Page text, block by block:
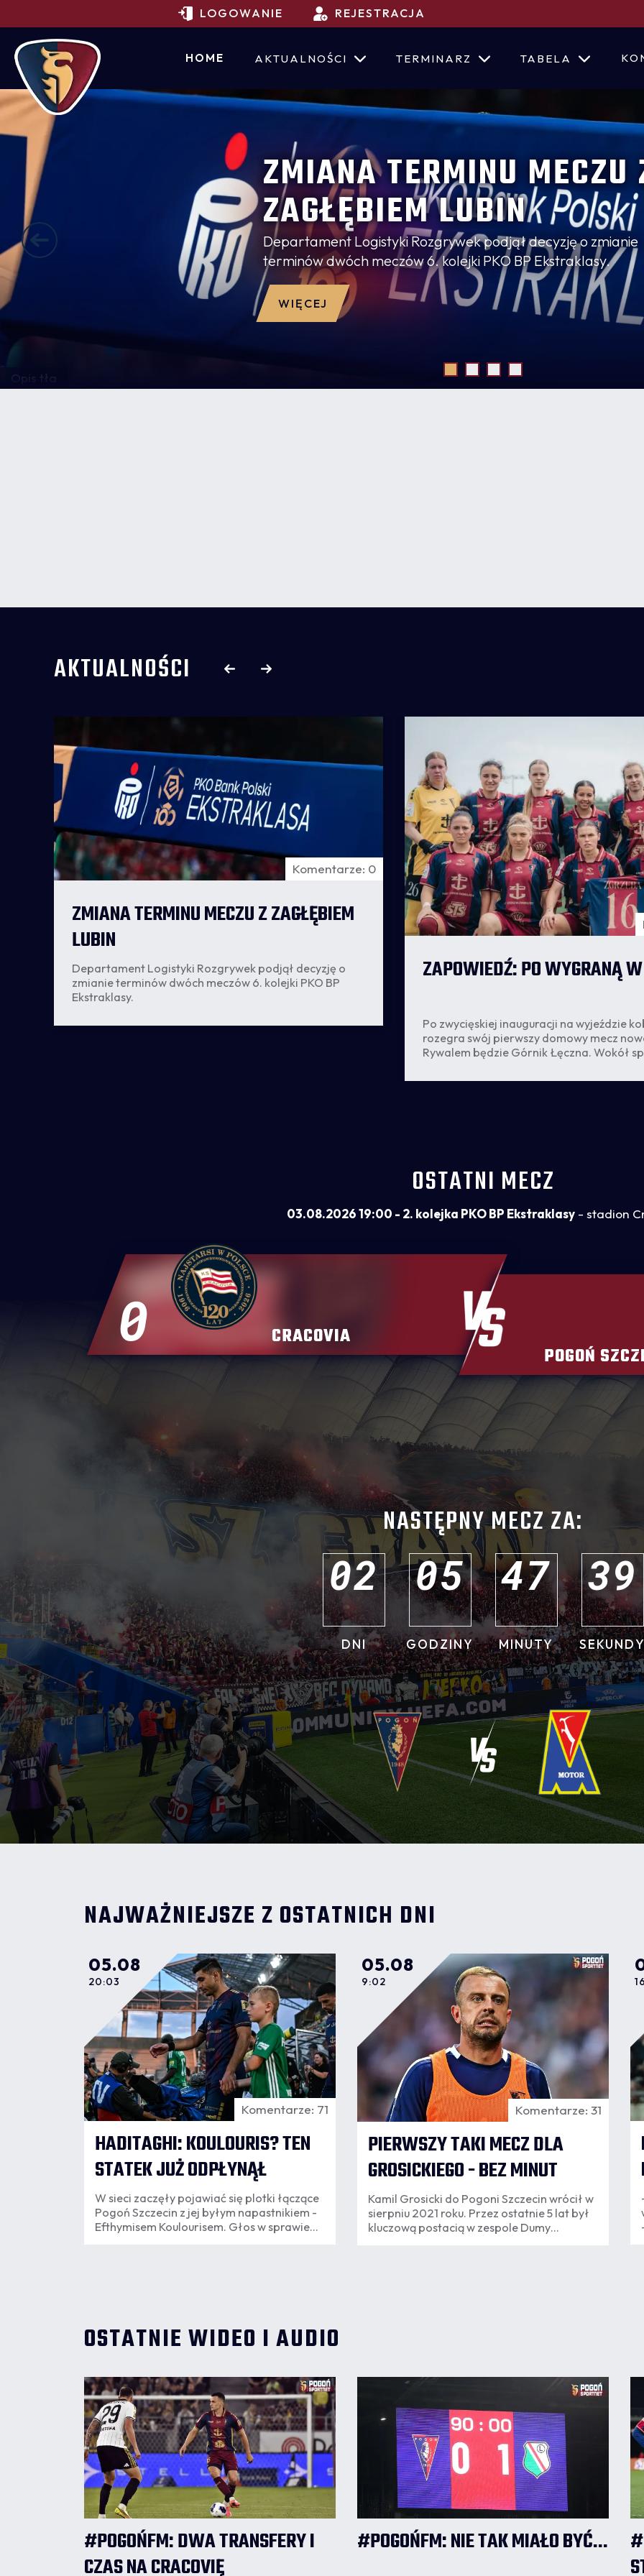
LOGOWANIE REJESTRACJA
HOME AKTUALNOŚCI TERMINARZ TABELA
Opis tła
ZMIANA TERMINU MECZU
ZAGŁĘBIEM LUBIN
Departament Logistyki Rozgrywek podjął decyzję o zmianie
terminów dwóch meczów 6. kolejki PKO BP Ekstraklasy.
WIĘCEJ
AKTUALNOŚCI
Komentarze: 0
ZMIANA TERMINU MECZU Z ZAGŁĘBIEM
LUBIN
Departament Logistyki Rozgrywek podjął decyzję o
zmianie terminów dwóch meczów 6. kolejki PKO BP
Ekstraklasy.
ZAPOWIEDŹ: PO WYGRANĄ
Po zwycięskiej inauguracji na wyjeździe
rozegra swój pierwszy domowy mecz
Rywalem będzie Górnik Łęczna. Wokół
sprawą godziny, na którą zaplanowano
OSTATNI MECZ
03.08.2026 19:00 - 2. kolejka PKO BP Ekstraklasy - stadion
0 CRACOVIA
POGOŃ
NASTĘPNY MECZ ZA:
02
DNI
05
GODZINY
47
MINUTY
36
NAJWAŻNIEJSZE Z OSTATNICH DNI
05.08
20:03
Komentarze: 71
HADITAGHI: KOULOURIS? TEN
STATEK JUŻ ODPŁYNĄŁ
W sieci zaczęły pojawiać się plotki łączące
Pogoń Szczecin z jej byłym napastnikiem -
Efthymisem Koulourisem. Głos w sprawie
05.08
9:02
Komentarze: 31
PIERWSZY TAKI MECZ DLA
GROSICKIEGO - BEZ MINUT
Kamil Grosicki do Pogoni Szczecin wrócił w
sierpniu 2021 roku. Przez ostatnie 5 lat był
kluczową postacią w zespole Dumy
OSTATNIE WIDEO I AUDIO
#POGOŃFM: DWA TRANSFERY I
CZAS NA CRACOVIĘ
#POGOŃFM: NIE TAK MIAŁO BYĆ...